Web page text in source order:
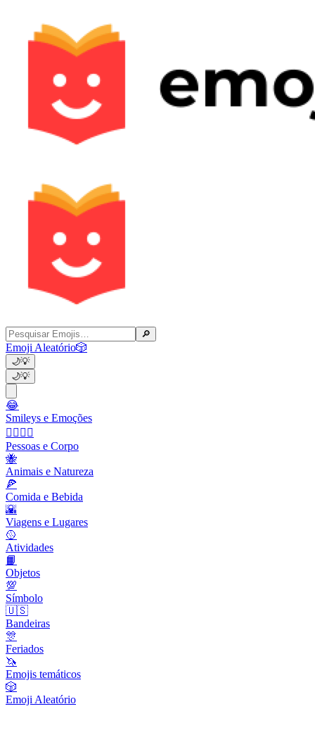
🔎
Emoji Aleatório🎲
🌙💡
🌙💡
😂
Smileys e Emoções
👩‍❤️‍💋‍👨
Pessoas e Corpo
🐝
Animais e Natureza
🍕
Comida e Bebida
🌇
Viagens e Lugares
🥎
Atividades
📙
Objetos
💯
Símbolo
🇺🇸
Bandeiras
🎊
Feriados
🦄
Emojis temáticos
🎲
Emoji Aleatório